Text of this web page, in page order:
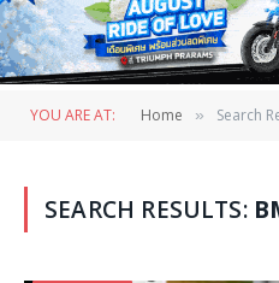
YOU ARE AT: Home » Search
SEARCH RESULTS: